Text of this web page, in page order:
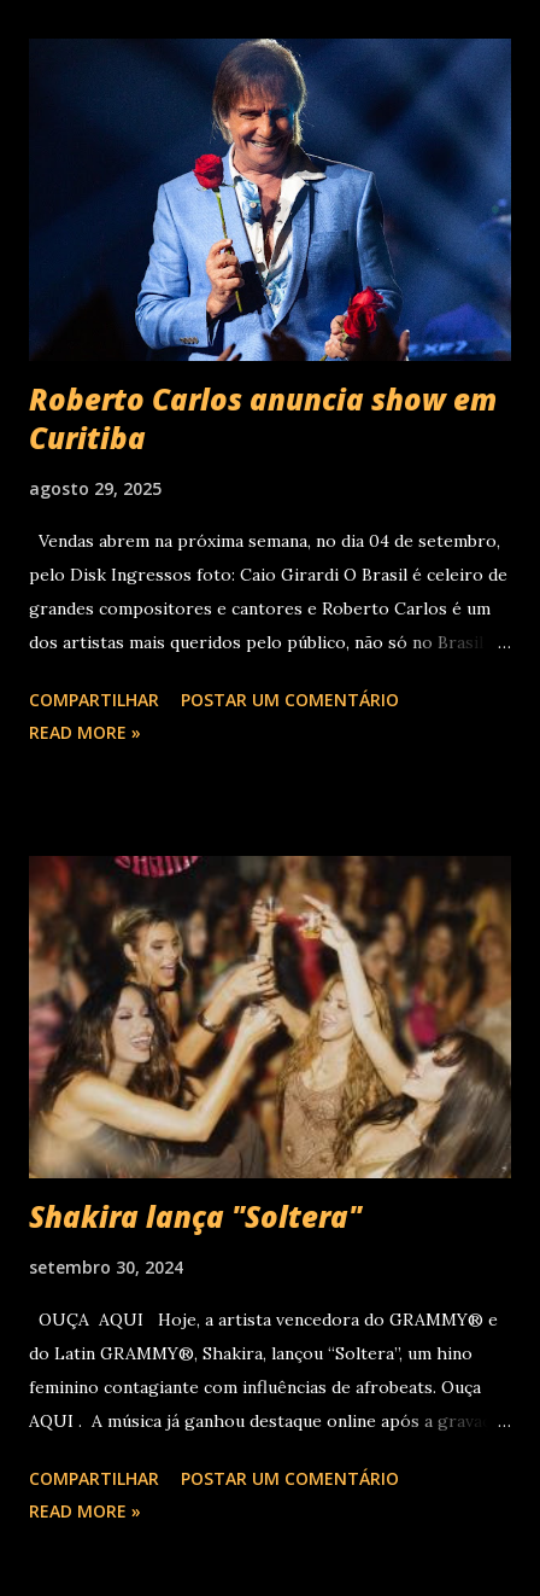
milhões de plays em menos de 24 horas após o
lançamento. Com uma estética mais madura, o álbum marca
um novo capítulo na carreira do artista e, agora, ganha os
palcos por meio da EVOM Tour, que fez sua estreia
recentemente em São Paulo. Com realização da 30e ,
Supernova Ent e Prime , a escala em Curitiba aco...
Roberto Carlos anuncia show em
Curitiba
agosto 29, 2025
Vendas abrem na próxima semana, no dia 04 de setembro,
pelo Disk Ingressos foto: Caio Girardi O Brasil é celeiro de
grandes compositores e cantores e Roberto Carlos é um
dos artistas mais queridos pelo público, não só no Brasil
lançados em seu país tem sua carreira pautada em
lançamentos simultâneos em português e espanhol desde a
feira), quando Roberto Carlos se apresentará em Curitiba
– PR , na Teatro Positivo (Rua Prof. Pedro Viriato Parigot
de Souza, 5300 - Campo Comprido, Curitiba - PR). Abertura
das vendas on-line e físicas no dia 04 de setembro ao meio
dia. A produção e realização são da Cult! Produções, RW7
Production& Entertainment e RC Produções. Roberto
Carlos começou o ano de 2025 se apresentando n...
COMPARTILHAR
POSTAR UM COMENTÁRIO
READ MORE »
Shakira lança "Soltera"
setembro 30, 2024
OUÇA AQUI Hoje, a artista vencedora do GRAMMY® e
do Latin GRAMMY®, Shakira, lançou “Soltera”, um hino
feminino contagiante com influências de afrobeats. Ouça
AQUI . A música já ganhou destaque online após a gravação
Harlow, Anitta, Danna e Lele Pons. O vídeo será lançado em
breve. Este novo single chega logo após Shakira receber
COMPARTILHAR
POSTAR UM COMENTÁRIO
READ MORE »